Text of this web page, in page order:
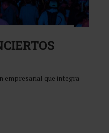
empresarial que integra